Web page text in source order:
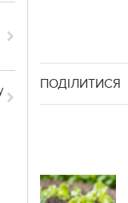
ПОДІЛИТИСЯ